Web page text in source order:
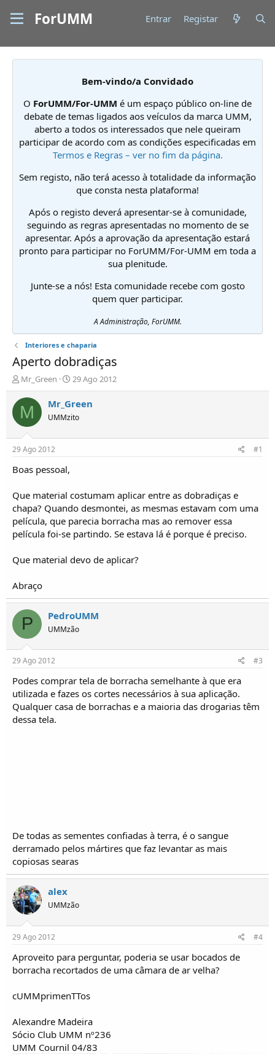
ForUMM Entrar Registar
Bem-vindo/a Convidado
O ForUMM/For-UMM é um espaço público on-line de
debate de temas ligados aos veículos da marca UMM,
aberto a todos os interessados que nele queiram
participar de acordo com as condições especificadas em
Termos e Regras – ver no fim da página.
Sem registo, não terá acesso à totalidade da informação
que consta nesta plataforma!
Após o registo deverá apresentar-se à comunidade,
seguindo as regras apresentadas no momento de se
apresentar. Após a aprovação da apresentação estará
pronto para participar no ForUMM/For-UMM em toda a
sua plenitude.
Junte-se a nós! Esta comunidade recebe com gosto
quem quer participar.
A Administração, ForUMM.
Interiores e chaparia
Aperto dobradiças
I
n
i
c
i
d
o
r
T
ó
p
i
s
Mr_Green
D
a
t
d
o
29 Ago 2012
M Mr_Green
UMMzito
29 Ago 2012 #1
Boas pessoal,
Que material costumam aplicar entre as dobradiças e
chapa? Quando desmontei, as mesmas estavam com uma
película, que parecia borracha mas ao remover essa
película foi-se partindo. Se estava lá é porque é preciso.
Que material devo de aplicar?
Abraço
P PedroUMM
UMMzão
29 Ago 2012 #3
Podes comprar tela de borracha semelhante à que era
utilizada e fazes os cortes necessários à sua aplicação.
Qualquer casa de borrachas e a maioria das drogarias têm
dessa tela.
De todas as sementes confiadas à terra, é o sangue
derramado pelos mártires que faz levantar as mais
copiosas searas
alex
UMMzão
29 Ago 2012 #4
Aproveito para perguntar, poderia se usar bocados de
borracha recortados de uma câmara de ar velha?
cUMMprimenTTos
Alexandre Madeira
Sócio Club UMM nº236
UMM Cournil 04/83